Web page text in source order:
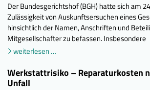
Der Bundesgerichtshof (BGH) hatte sich am
Zulässigkeit von Auskunftsersuchen eines
hinsichtlich der Namen, Anschriften und
Mitgesellschafter zu befassen. Insbesondere
weiterlesen …
Werkstattrisiko – Reparaturkosten
Unfall